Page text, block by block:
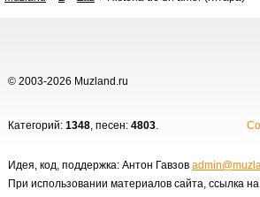
© 2003-2026 Muzland.ru
Категорий: 1348, песен: 4803.
Идея, код, поддержка: Антон Гавзов
При использовании материалов сайта, ссылка